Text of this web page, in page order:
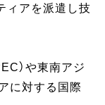
ィアを派遣し技
）や東南アジ
に対する国際